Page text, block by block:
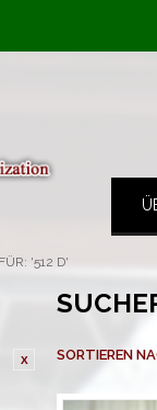
'512 D'
SORTIEREN